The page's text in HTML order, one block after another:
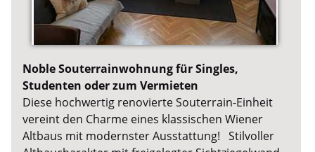
Noble Souterrainwohnung für Singles,
Studenten oder zum Vermieten
Diese hochwertig renovierte Souterrain-Einheit
vereint den Charme eines klassischen Wiener
Altbaus mit modernster Ausstattung! Stilvoller